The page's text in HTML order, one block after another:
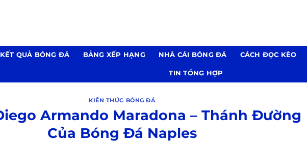
KẾT QUẢ BÓNG ĐÁ BẢNG XẾP HẠNG NHÀ CÁI BÓNG ĐÁ CÁCH ĐỌC KÈO
TIN TỔNG HỢP
KIẾN THỨC BÓNG ĐÁ
Armando Maradona – Thánh Đường
Của Bóng Đá Naples